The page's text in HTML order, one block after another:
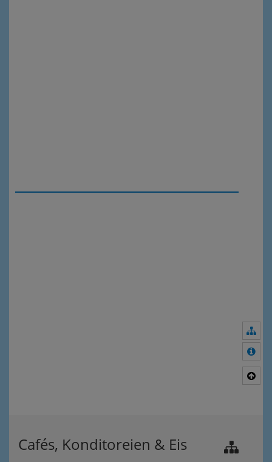
Cafés, Konditoreien & Eis